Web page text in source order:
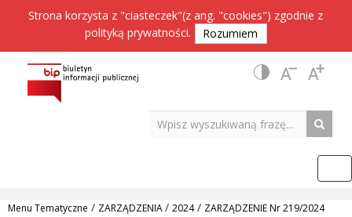
Strona korzysta z "ciasteczek"(z ang. "cookies") zgodnie z
polityką prywatności. Rozumiem
Menu Tematyczne / ZARZĄDZENIA/ 2024/ ZARZĄDZENIE Nr 219/2024